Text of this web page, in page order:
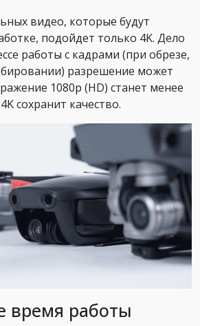
видео, которые будут
подойдет только 4K. Дело
работы с кадрами (при обрезе,
разрешение может
1080p (HD) станет менее
сохранит качество.
время работы